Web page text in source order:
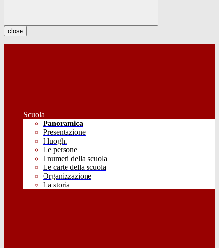
close
Scuola
Panoramica
Presentazione
I luoghi
Le persone
I numeri della scuola
Le carte della scuola
Organizzazione
La storia